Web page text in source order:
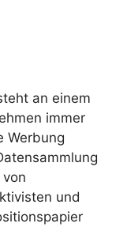
an einem
immer
Werbung
und